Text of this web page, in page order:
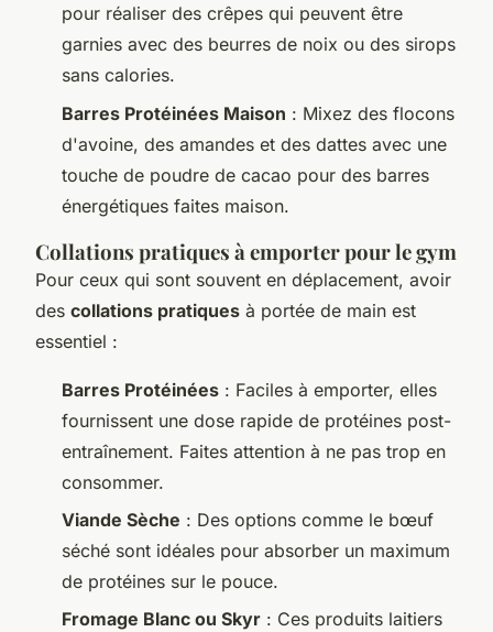
pour réaliser des crêpes qui peuvent être
garnies avec des beurres de noix ou des sirops
sans calories.
Barres Protéinées Maison : Mixez des flocons
d'avoine, des amandes et des dattes avec une
touche de poudre de cacao pour des barres
énergétiques faites maison.
Collations pratiques à emporter pour le gym
Pour ceux qui sont souvent en déplacement, avoir
des collations pratiques à portée de main est
essentiel :
Barres Protéinées : Faciles à emporter, elles
fournissent une dose rapide de protéines post-
entraînement. Faites attention à ne pas trop en
consommer.
Viande Sèche : Des options comme le bœuf
séché sont idéales pour absorber un maximum
de protéines sur le pouce.
Fromage Blanc ou Skyr : Ces produits laitiers